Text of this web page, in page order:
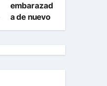
embarazad
a de nuevo